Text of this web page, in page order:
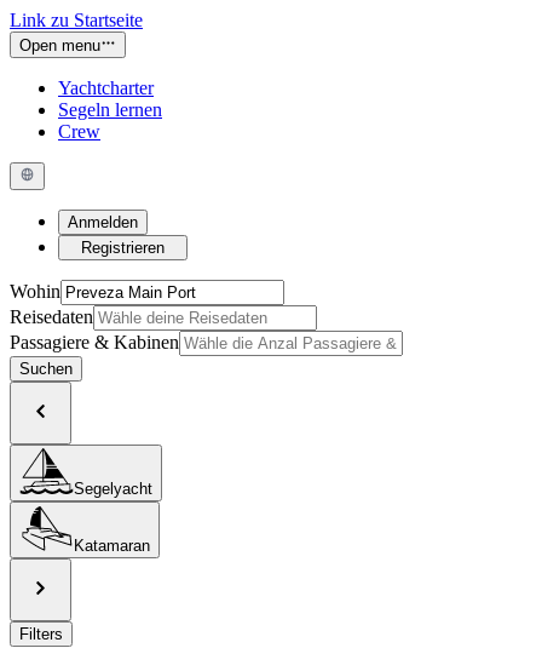
Link zu Startseite
Open menu
Yachtcharter
Segeln lernen
Crew
Anmelden
Registrieren
Wohin
Reisedaten
Passagiere & Kabinen
Suchen
Segelyacht
Katamaran
Filters